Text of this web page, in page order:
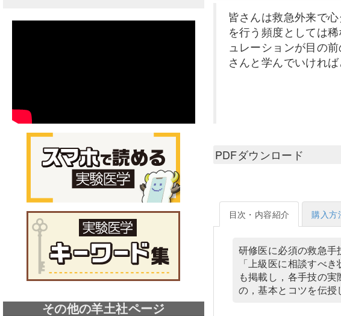
皆さんは救急外来で
を行う頻度としては
ュレーションが目の
さんと学んでいけれ
PDFダウンロード
目次・内容紹介 購入方
研修医に必須の救急手
「上級医に相談すべ
も掲載し，各手技の
の，基本とコツを伝授
その他の羊土社ページ